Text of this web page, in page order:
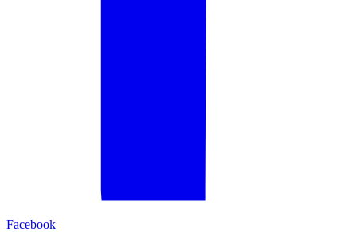
Facebook